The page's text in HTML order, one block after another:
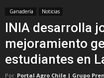
Ganadería Noticias
INIA desarrolla
mejoramiento
estudiantes en
Por Portal Agro Chile | Grupo